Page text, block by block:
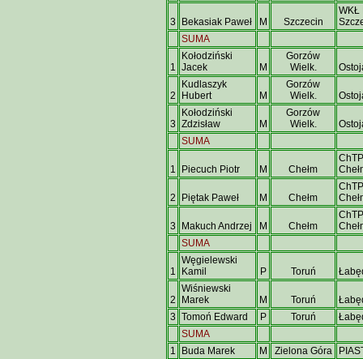
3 Bekasiak Paweł M Szczecin
WKŁ
SUMA
1
Kołodziński
Jacek
M
Gorzów
Wielk.
2
Kudlaszyk
Hubert
M
Gorzów
Wielk.
3
Kołodziński
Zdzisław
M
Gorzów
Wielk.
SUMA
1 Piecuch Piotr M Chełm
2 Piętak Paweł M Chełm
3 Makuch Andrzej M Chełm
SUMA
1
Węgielewski
Kamil
P Toruń
2
Wiśniewski
Marek
M Toruń
3 Tomoń Edward P Toruń
SUMA
1
Buda Marek M Zielona Góra